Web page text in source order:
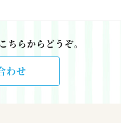
ちらからどうぞ。
わせ